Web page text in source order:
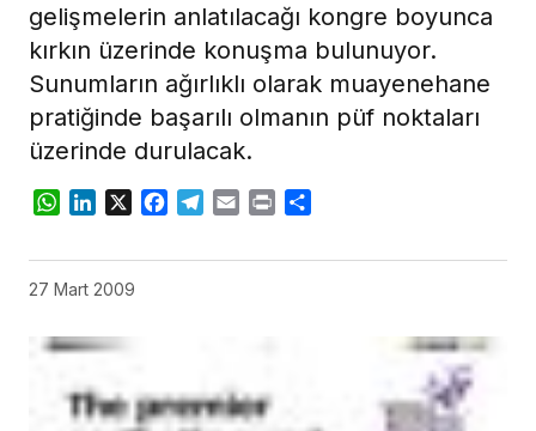
gelişmelerin anlatılacağı kongre boyunca
kırkın üzerinde konuşma bulunuyor.
Sunumların ağırlıklı olarak muayenehane
pratiğinde başarılı olmanın püf noktaları
üzerinde durulacak.
WhatsApp
LinkedIn
X Facebook
Telegram
Email Print
27 Mart 2009